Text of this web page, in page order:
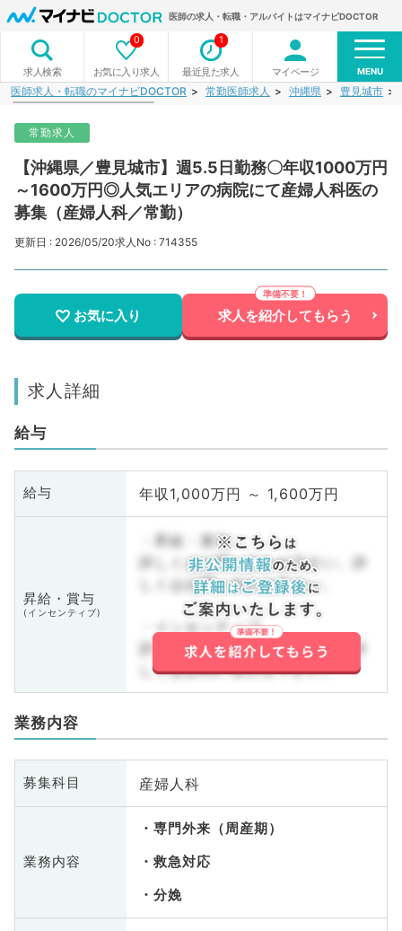
医師の求人・転職・アルバイトはマイナビDOCTOR
求人検索 お気に入り求人
0
最近見た求人
1
マイページ MENU
医師求人・転職のマイナビDOCTOR 常勤医師求人 沖縄県 豊見城市
常勤求人
【沖縄県／豊見城市】週5.5日勤務〇年収1000万円
～1600万円◎人気エリアの病院にて産婦人科医の
募集（産婦人科／常勤）
更新日 : 2026/05/20求人No : 714355
お気に入り 求人を紹介してもらう
求人詳細
給与
給与 年収1,000万円 ～ 1,600万円
昇給・賞与
(インセンティブ)
・昇給・賞与
詳しくはお問い合わせ下さい。詳
しくはお問い合わせ下さい。
・インセンティブ
詳しくはお問い合わせ下さい。詳
しくはお問い合わせ下さい。
業務内容
募集科目 産婦人科
業務内容
専門外来（周産期）
救急対応
分娩